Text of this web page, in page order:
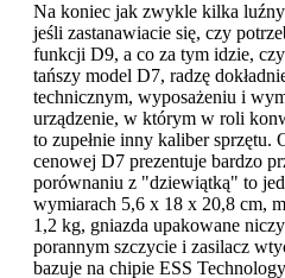
Na koniec jak zwykle kilka
jeśli zastanawiacie się, czy
funkcji D9, a co za tym idzie,
tańszy model D7, radzę
technicznym, wyposażeniu i
urządzenie, w którym w roli
to zupełnie inny kaliber
cenowej D7 prezentuje bardzo
porównaniu z "dziewiątką" to
wymiarach 5,6 x 18 x 20,8 cm,
1,2 kg, gniazda upakowane
porannym szczycie i zasilacz
bazuje na chipie ESS